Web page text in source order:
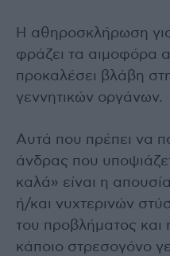
Η αθηροσκλήρωση
φράζει τα αιμοφόρα
προκαλέσει βλάβη
γεννητικών οργάνων.
Αυτά που πρέπει να
άνδρας που
καλά» είναι η
ή/και νυχτερινών
του προβλήματος και
κάποιο στρεσογόνο